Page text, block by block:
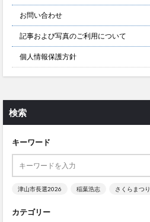
お問い合わせ
記事および写真のご利用について
個人情報保護方針
検索
キーワード
津山市長選2026 稲葉浩志 さくらまつり
カテゴリー